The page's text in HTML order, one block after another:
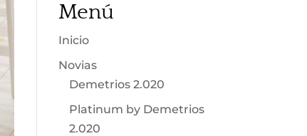
Menú
Inicio
Novias
Demetrios 2.020
Platinum by Demetrios
2.020